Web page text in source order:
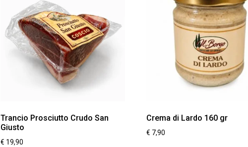
Trancio Prosciutto Crudo San
Giusto
€ 19,90
Crema di Lardo 160 gr
€ 7,90